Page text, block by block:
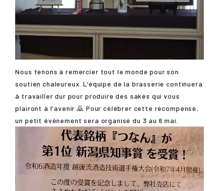
Nous tenons à remercier tout le monde pour son
soutien chaleureux. L'équipe de la brasserie continuera
à travailler dur pour produire des sakés qui vous
plairont à l'avenir 🙇 Pour célébrer cette récompense,
un petit événement sera organisé du 3 au 6 mai.